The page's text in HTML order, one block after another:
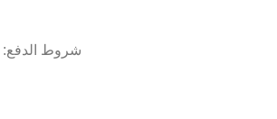
شروط الدفع: